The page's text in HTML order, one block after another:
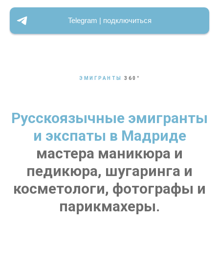
Telegram | подключиться
ЭМИГРАНТЫ 360 °
Русскоязычные эмигранты
и экспаты в Мадриде
мастера маникюра и
педикюра, шугаринга и
косметологи, фотографы и
парикмахеры.